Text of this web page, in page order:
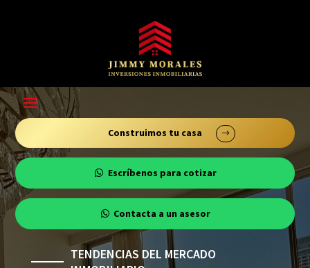
Construimos tu casa
Escríbenos para cotizar
Contacta a un asesor
TENDENCIAS DEL MERCADO